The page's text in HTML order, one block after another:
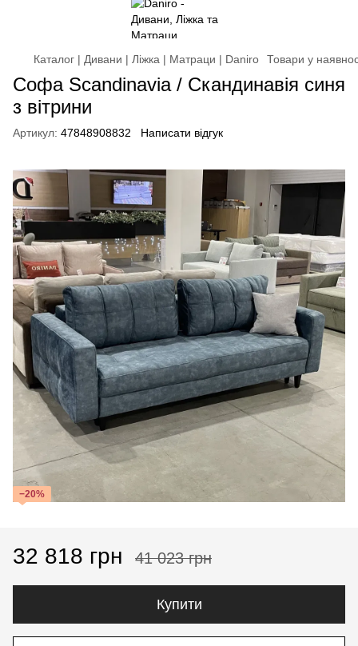
Каталог | Дивани | Ліжка | Матраци | Daniro Товари у
Софа Scandinavia / Скандинавія синя
з вітрини
Артикул: 47848908832 Написати відгук
−20%
32 818 грн 41 023 грн
Купити